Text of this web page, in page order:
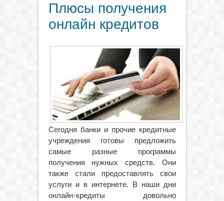
Плюсы получения
онлайн кредитов
Сегодня банки и прочие кредитные
учреждения готовы предложить
самые разные программы
получения нужных средств. Они
также стали предоставлять свои
услуги и в интернете. В наши дни
онлайн-кредиты довольно